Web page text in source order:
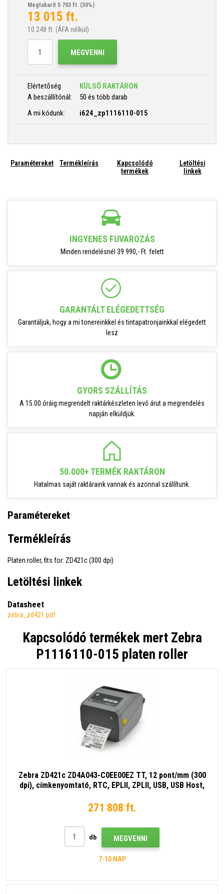
Megtakarít 5 703 ft. (30%)
13 015 ft.
10 248 ft. (ÁFA nélkül)
MEGVENNI
Elértetőség
KÜLSŐ RAKTÁRON
A beszállítónál:
50 és több darab
A mi kódunk:
i624_zp1116110-015
Paramétereket Termékleírás
Kapcsolódó
termékek
Letöltési
linkek
INGYENES FUVAROZÁS
Minden rendelésnél 39.990,- Ft. felett
GARANTÁLT ELÉGEDETTSÉG
Garantáljuk, hogy a mi tonereinkkel és tintapatronjainkkal elégedett
lesz
GYORS SZÁLLÍTÁS
A 15.00 óráig megrendelt raktárkészleten levő árut a megrendelés
napján elküldjük.
50.000+ TERMÉK RAKTÁRON
Hatalmas saját raktáraink vannak és azonnal szállítunk.
Paramétereket
Termékleírás
Platen roller, fits for: ZD421c (300 dpi)
Letöltési linkek
Datasheet
zebra_zd421.pdf
Kapcsolódó termékek mert Zebra
P1116110-015 platen roller
Zebra ZD421c ZD4A043-C0EE00EZ TT, 12 pont/mm (300
dpi), címkenyomtató, RTC, EPLII, ZPLII, USB, USB Host,
271 808 ft.
db MEGVENNI
7-10 NAP